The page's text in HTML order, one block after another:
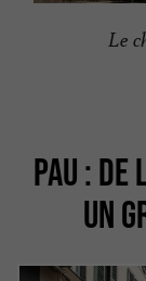
Le
PAU : DE
UN